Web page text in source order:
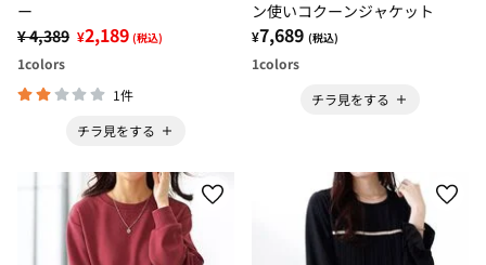
ー
¥ 4,389 ¥2,189 (税込)
1colors
1件
チラ見をする
ン使いコクーンジャケット
¥7,689 (税込)
1colors
チラ見をする